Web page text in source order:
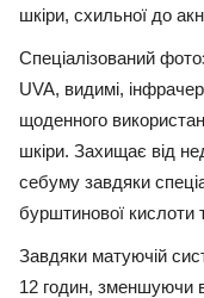
шкіри, схильної до
Спеціалізований
UVA, видимі,
щоденного
шкіри. Захищає від
себуму завдяки
бурштинової кислоти
Завдяки матуючій
12 годин, зменшуючи